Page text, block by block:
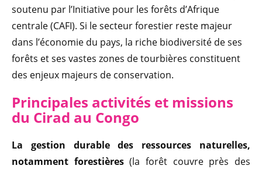
soutenu par l’Initiative pour les forêts d’Afrique
centrale (CAFI). Si le secteur forestier reste majeur
dans l’économie du pays, la riche biodiversité de ses
forêts et ses vastes zones de tourbières constituent
des enjeux majeurs de conservation.
Principales activités et missions
du Cirad au Congo
La gestion durable des ressources naturelles,
notamment forestières(la forêt couvre près des